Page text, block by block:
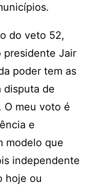
do veto 52,
presidente Jair
poder tem as
disputa de
O meu voto é
e
modelo que
independente
hoje ou